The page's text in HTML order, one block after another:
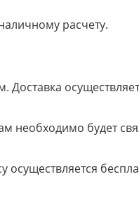
расчету.
необходимо будет
осуществляется